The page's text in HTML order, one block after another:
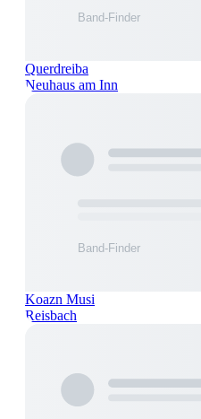
Querdreiba
Neuhaus am Inn
Koazn Musi
Reisbach